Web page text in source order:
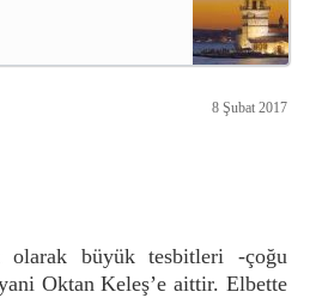
8 Şubat 2017
büyük tesbitleri -çoğu
Oktan Keleş’e aittir. Elbette